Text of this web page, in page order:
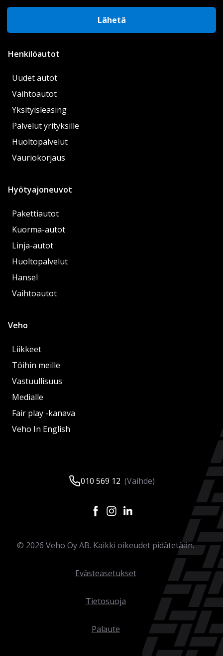
Lähetä
Henkilöautot
Uudet autot
Vaihtoautot
Yksityisleasing
Palvelut yrityksille
Huoltopalvelut
Vauriokorjaus
Hyötyajoneuvot
Pakettiautot
Kuorma-autot
Linja-autot
Huoltopalvelut
Hansel
Vaihtoautot
Veho
Liikkeet
Töihin meille
Vastuullisuus
Medialle
Fair play -kanava
Veho In English
010 569 12 (Vaihde)
© 2026 Veho Oy AB. Kaikki oikeudet pidätetään.
Evästeasetukset
Tietosuoja
Palaute